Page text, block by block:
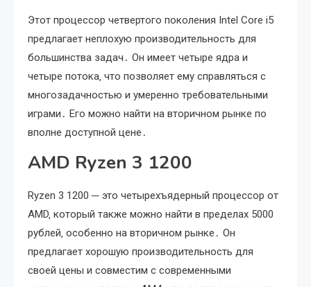
Этот процессор четвертого поколения Intel Core i5
предлагает неплохую производительность для
большинства задач․ Он имеет четыре ядра и
четыре потока‚ что позволяет ему справляться с
многозадачностью и умеренно требовательными
играми․ Его можно найти на вторичном рынке по
вполне доступной цене․
AMD Ryzen 3 1200
Ryzen 3 1200 ─ это четырехъядерный процессор от
AMD‚ который также можно найти в пределах 5000
рублей‚ особенно на вторичном рынке․ Он
предлагает хорошую производительность для
своей цены и совместим с современными